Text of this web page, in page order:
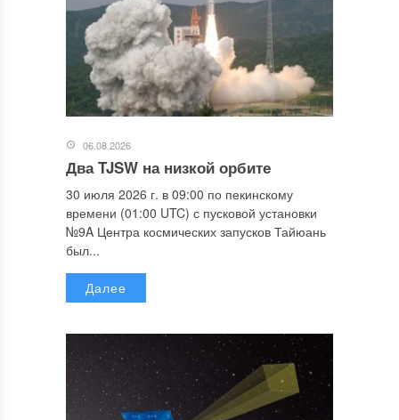
06.08.2026
Два TJSW на низкой орбите
30 июля 2026 г. в 09:00 по пекинскому
времени (01:00 UTC) с пусковой установки
№9A Центра космических запусков Тайюань
был...
Далее